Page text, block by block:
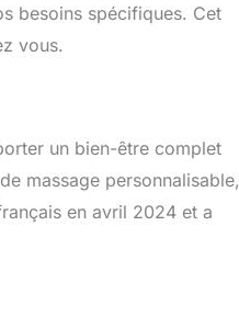
besoins spécifiques. Cet
vous.
un bien-être complet
massage personnalisable,
en avril 2024 et a